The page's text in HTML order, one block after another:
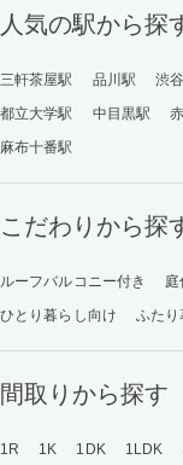
人気の駅から探
三軒茶屋駅 品川駅 渋
都立大学駅
中目黒駅
麻布十番駅
こだわりから探
ルーフバルコニー付き 庭
ひとり暮らし向け
ふたり
間取りから探す
1R 1K 1DK 1LDK